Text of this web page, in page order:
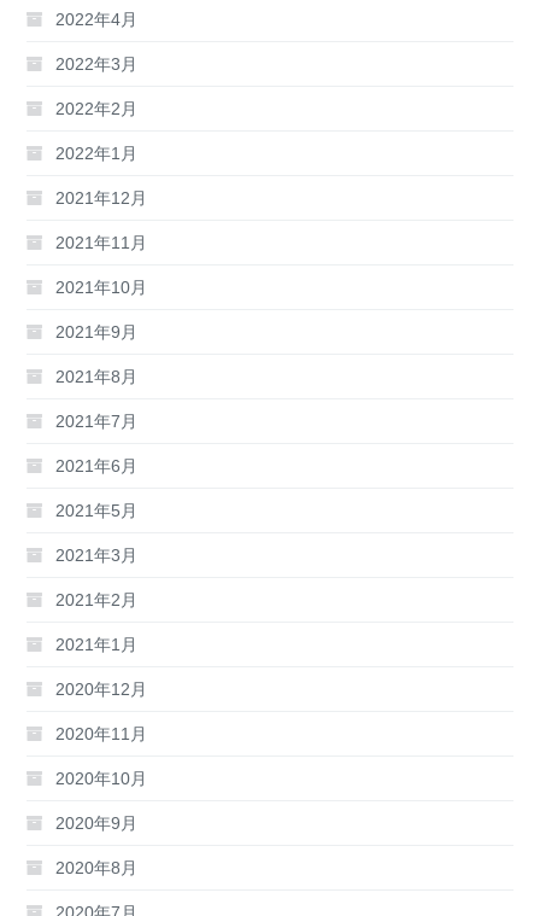
2022年4月
2022年3月
2022年2月
2022年1月
2021年12月
2021年11月
2021年10月
2021年9月
2021年8月
2021年7月
2021年6月
2021年5月
2021年3月
2021年2月
2021年1月
2020年12月
2020年11月
2020年10月
2020年9月
2020年8月